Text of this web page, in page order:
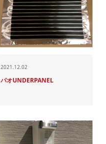
2021.12.02
パオUNDERPANEL